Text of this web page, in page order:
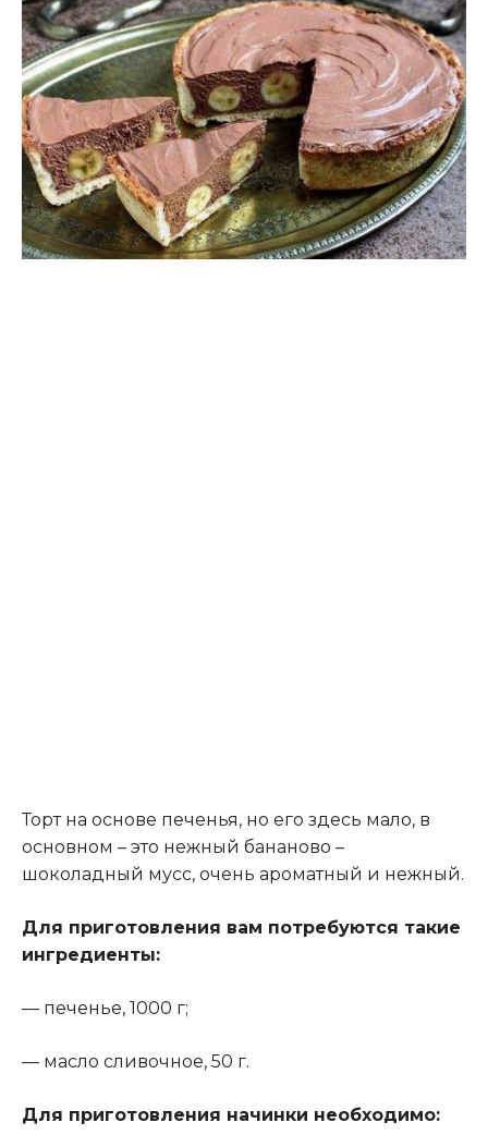
Торт на основе печенья, но его здесь мало, в
основном – это нежный бананово –
шоколадный мусс, очень ароматный и нежный.
Для приготовления вам потребуются такие
ингредиенты:
— печенье, 1000 г;
— масло сливочное, 50 г.
Для приготовления начинки необходимо: